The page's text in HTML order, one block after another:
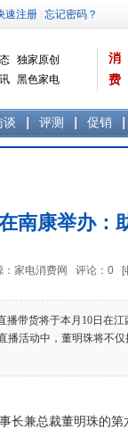
独家原创
黑色家电
消
费
谈 评测 促销
南康举办：
家电消费网 评论： 0 [
播带货将于本月10日在
播活动中，董明珠将不
长兼总裁董明珠的第